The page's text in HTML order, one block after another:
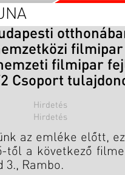
filmipar
Csoport
az emléke előtt,
től a következő
3., Rambo.